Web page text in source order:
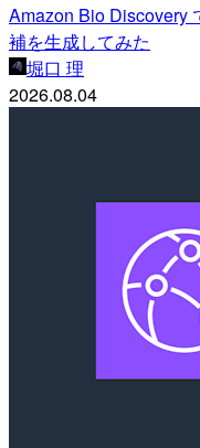
Amazon Bio Discovery
補を生成してみた
堀口 理
2026.08.04